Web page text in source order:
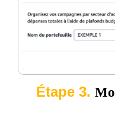
Étape 3.